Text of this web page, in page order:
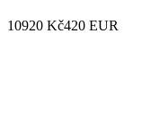
10920 Kč420 EUR